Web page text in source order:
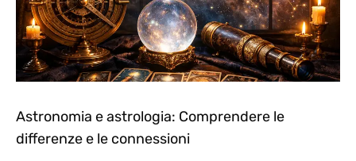
Astronomia e astrologia: Comprendere le
differenze e le connessioni